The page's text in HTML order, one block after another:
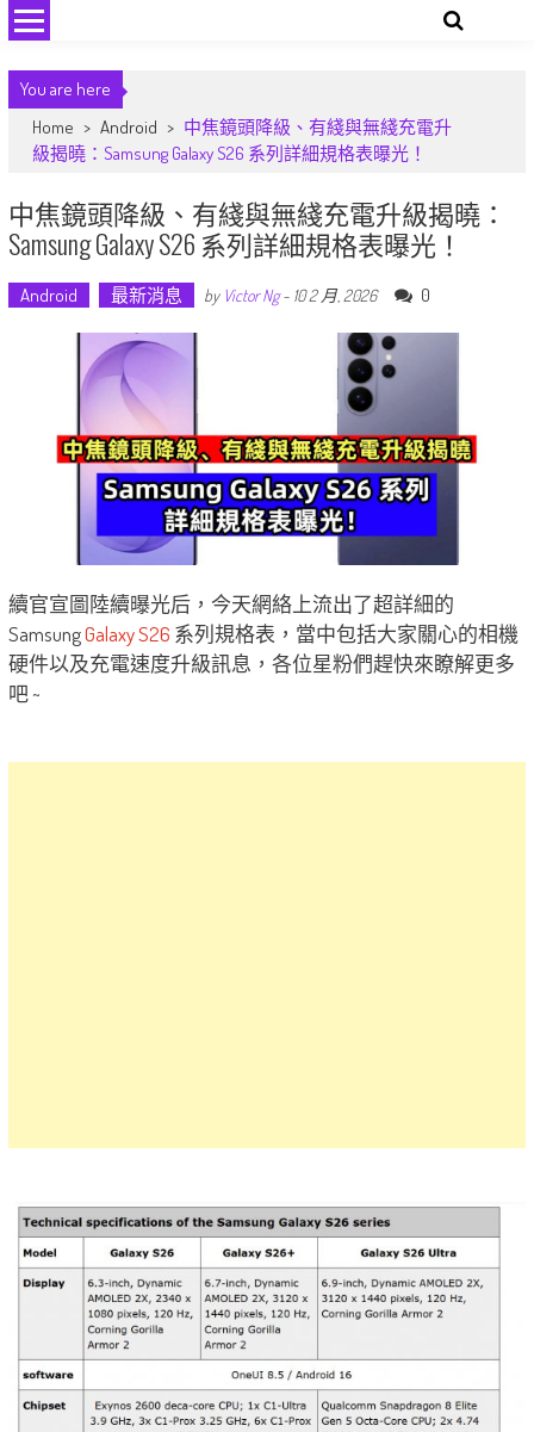
You are here
Home > Android > 中焦鏡頭降級、有綫與無綫充電升
級揭曉：Samsung Galaxy S26 系列詳細規格表曝光！
中焦鏡頭降級、有綫與無綫充電升級揭曉：
Samsung Galaxy S26 系列詳細規格表曝光！
Android 最新消息 by Victor Ng- 10 2 月, 2026 0
續官宣圖陸續曝光后，今天網絡上流出了超詳細的
SamsungGalaxy S26 系列規格表，當中包括大家關心的相機
硬件以及充電速度升級訊息，各位星粉們趕快來瞭解更多
吧 ~